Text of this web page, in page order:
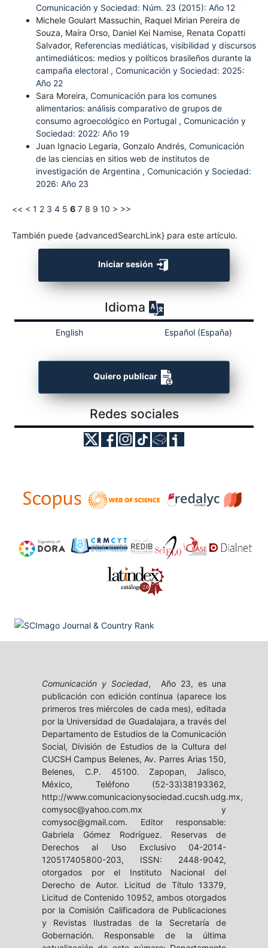
Comunicación y Sociedad: Núm. 23 (2015): Año 12
Michele Goulart Massuchin, Raquel Mirian Pereira de
Souza, Maíra Orso, Daniel Kei Namise, Renata Copatti
Salvador, Referencias mediáticas, visibilidad y discursos
antimediáticos: medios y políticos brasileños durante la
campaña electoral , Comunicación y Sociedad: 2025:
Año 22
Sara Moreira, Comunicación para los comunes
alimentarios: análisis comparativo de grupos de
consumo agroecológico en Portugal , Comunicación y
Sociedad: 2022: Año 19
Juan Ignacio Legaria, Gonzalo Andrés, Comunicación
de las ciencias en sitios web de institutos de
investigación de Argentina , Comunicación y Sociedad:
2026: Año 23
<< < 1 2 3 4 5 6 7 8 9 10 > >>
También puede {advancedSearchLink} para este artículo.
Iniciar sesión
Idioma
English Español (España)
Quiero publicar
Redes sociales
Comunicación y Sociedad, Año 23, es una
publicación con edición continua (aparece los
primeros tres miércoles de cada mes), editada
por la Universidad de Guadalajara, a través del
Departamento de Estudios de la Comunicación
Social, División de Estudios de la Cultura del
CUCSH Campus Belenes, Av. Parres Arias 150,
Belenes, C.P. 45100. Zapopan, Jalisco,
México, Teléfono (52-33)38193362,
http://www.comunicacionysociedad.cucsh.udg.mx,
comysoc@yahoo.com.mx y
comysoc@gmail.com. Editor responsable:
Gabriela Gómez Rodríguez. Reservas de
Derechos al Uso Exclusivo 04-2014-
120517405800-203, ISSN: 2448-9042,
otorgados por el Instituto Nacional del
Derecho de Autor. Licitud de Título 13379,
Licitud de Contenido 10952, ambos otorgados
por la Comisión Calificadora de Publicaciones
y Revistas Ilustradas de la Secretaría de
Gobernación. Responsable de la última